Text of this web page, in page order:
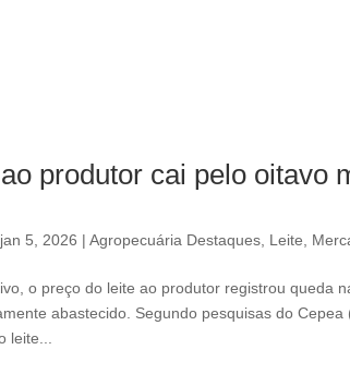
produtor cai pelo oitavo
jan 5, 2026 |Agropecuária Destaques Leite
o preço do leite ao produtor registrou queda
abastecido. Segundo pesquisas do
leite...